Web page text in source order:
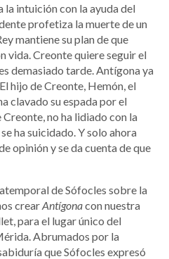
la intuición con la ayuda del
profetiza la muerte de un
mantiene su plan de que
vida. Creonte quiere seguir el
demasiado tarde. Antígona ya
hijo de Creonte, Hemón, el
clavado su espada por el
no ha lidiado con la
ha suicidado. Y solo ahora
opinión y se da cuenta de que
de Sófocles sobre la
crearAntígonacon nuestra
para el lugar único del
Abrumados por la
que Sófocles expresó